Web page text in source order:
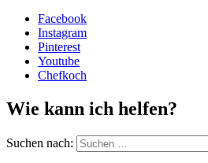
Facebook
Instagram
Pinterest
Youtube
Chefkoch
Wie kann ich helfen?
Suchen nach: